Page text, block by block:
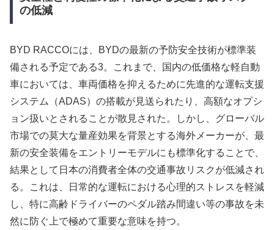
の低減
BYD RACCOには、BYDの最新の予防安全技術が標準装
備される予定である3。これまで、国内の低価格な軽自動
車においては、車両価格を抑えるために先進的な運転支援
システム（ADAS）の搭載が見送られたり、高額なオプシ
ョン扱いとされることが散見された。しかし、グローバル
市場での莫大な量産効果を背景とする海外メーカーが、最
新の安全装備をエントリーモデルにも標準化することで、
結果として日本の消費者全体の交通事故リスクが低減され
る。これは、日常的な運転における心理的ストレスを軽減
し、特に高齢ドライバーのペダル踏み間違い等の事故を未
然に防ぐ上で極めて重要な意味を持つ。